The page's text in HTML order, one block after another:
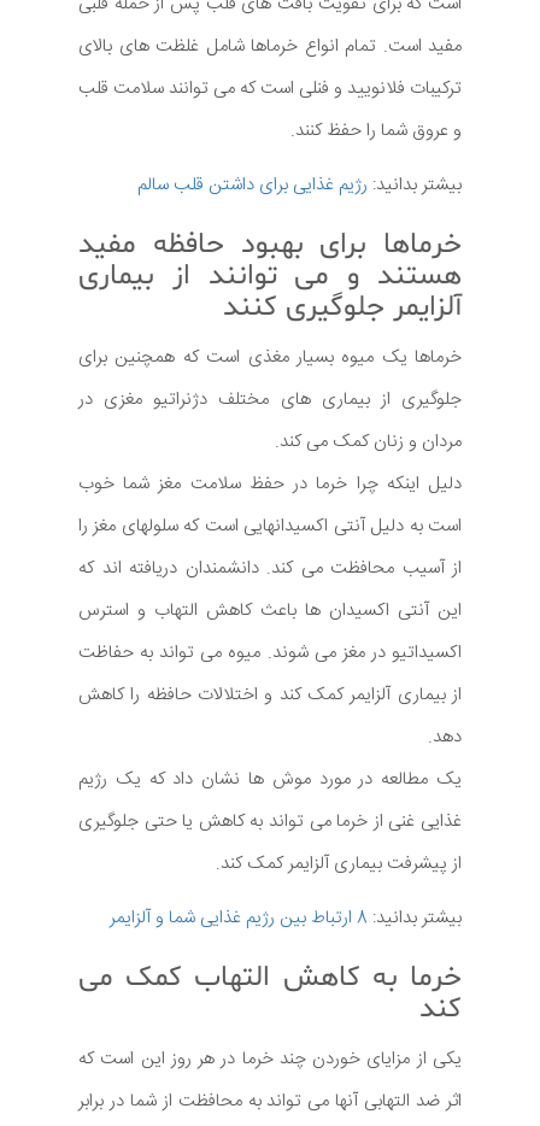
مفید است. تمام انواع خرماها شامل غلظت های بالای
ترکیبات فلانویید و فنلی است که می توانند سلامت قلب
و عروق شما را حفظ کنند.
بیشتر بدانید: رژیم غذایی برای داشتن قلب سالم
خرماها برای بهبود حافظه مفید
هستند و می توانند از بیماری
آلزایمر جلوگیری کنند
خرماها یک میوه بسیار مغذی است که همچنین برای
جلوگیری از بیماری های مختلف دژنراتیو مغزی در
مردان و زنان کمک می کند.
دلیل اینکه چرا خرما در حفظ سلامت مغز شما خوب
است به دلیل آنتی اکسیدانهایی است که سلولهای مغز را
از آسیب محافظت می کند. دانشمندان دریافته اند که
این آنتی اکسیدان ها باعث کاهش التهاب و استرس
اکسیداتیو در مغز می شوند. میوه می تواند به حفاظت
از بیماری آلزایمر کمک کند و اختلالات حافظه را کاهش
دهد.
یک مطالعه در مورد موش ها نشان داد که یک رژیم
غذایی غنی از خرما می تواند به کاهش یا حتی جلوگیری
از پیشرفت بیماری آلزایمر کمک کند.
بیشتر بدانید: 8 ارتباط بین رژیم غذایی شما و آلزایمر
خرما به کاهش التهاب کمک می
کند
یکی از مزایای خوردن چند خرما در هر روز این است که
اثر ضد التهابی آنها می تواند به محافظت از شما در برابر